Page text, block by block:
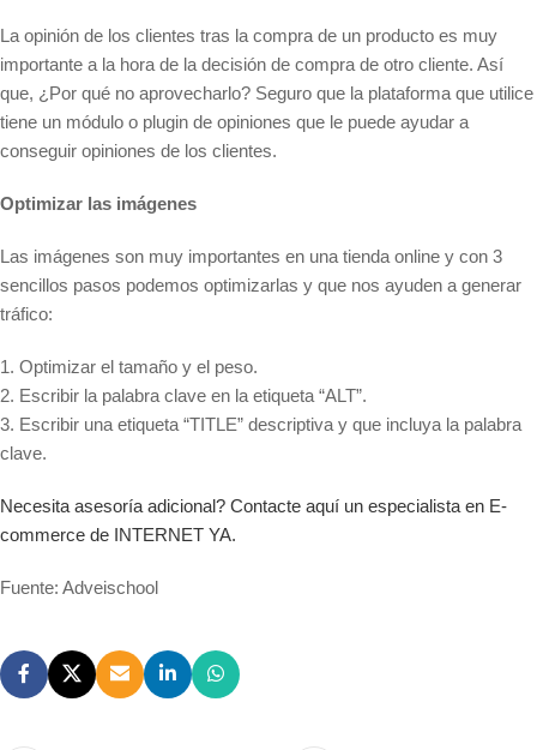
La opinión de los clientes tras la compra de un producto es muy
importante a la hora de la decisión de compra de otro cliente. Así
que, ¿Por qué no aprovecharlo? Seguro que la plataforma que utilice
tiene un módulo o plugin de opiniones que le puede ayudar a
conseguir opiniones de los clientes.
Optimizar las imágenes
Las imágenes son muy importantes en una tienda online y con 3
sencillos pasos podemos optimizarlas y que nos ayuden a generar
tráfico:
1. Optimizar el tamaño y el peso.
2. Escribir la palabra clave en la etiqueta “ALT”.
3. Escribir una etiqueta “TITLE” descriptiva y que incluya la palabra
clave.
Necesita asesoría adicional? Contacte aquí un especialista en E-
commerce de INTERNET YA.
Fuente: Adveischool